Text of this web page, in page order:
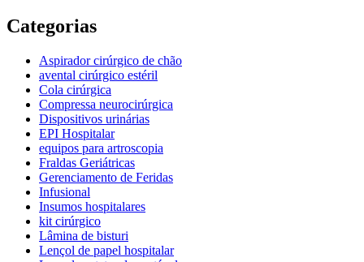
Categorias
Aspirador cirúrgico de chão
avental cirúrgico estéril
Cola cirúrgica
Compressa neurocirúrgica
Dispositivos urinárias
EPI Hospitalar
equipos para artroscopia
Fraldas Geriátricas
Gerenciamento de Feridas
Infusional
Insumos hospitalares
kit cirúrgico
Lâmina de bisturi
Lençol de papel hospitalar